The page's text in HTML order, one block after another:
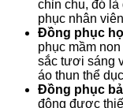
chỉn chu, đó là
phục nhân
Đồng phục
phục mầm
sắc tươi sáng
áo thun thể
Đồng phục
động được